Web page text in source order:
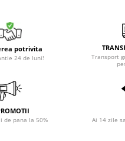
potrivita
24 de luni!
Transport
de pana la 50% Ai 14 zile